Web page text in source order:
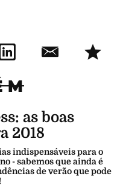
as boas
2018
indispensáveis para o
- sabemos que ainda é
de verão que pode